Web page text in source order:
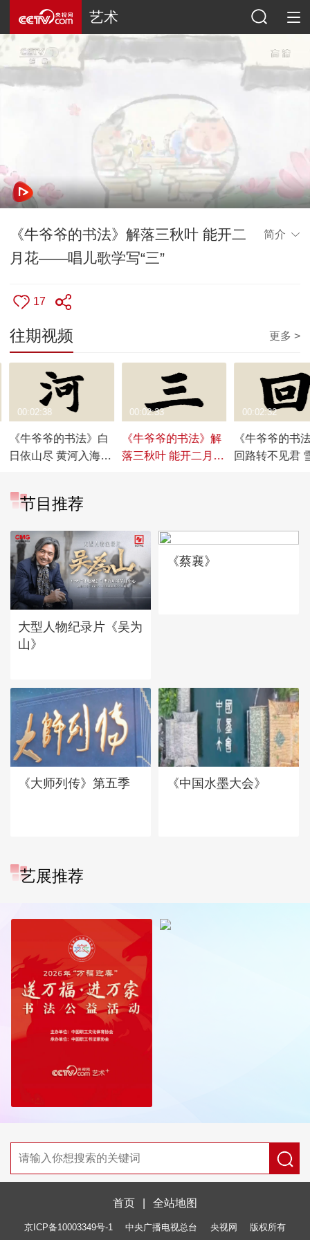
艺术
《牛爷爷的书法》解落三秋叶 能开二
月花——唱儿歌学写“三”
简介
17
往期视频 更多 >
《牛爷爷的书法》白
日依山尽 黄河入海流
00:02:38
《牛爷爷的书法》解
落三秋叶 能开二月花
00:02:33
《牛爷爷的书
回路转不见君
00:02:32
节目推荐
大型人物纪录片《吴为
山》
《蔡襄》
《大师列传》第五季 《中国水墨大会》
艺展推荐
首页 全站地图
京ICP备10003349号-1 中央广播电视总台 央视网 版权所有